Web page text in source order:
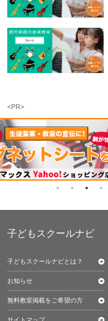
<PR>
子どもスクールナビ
子どもスクールナビとは？
お知らせ
無料教室掲載をご希望の方